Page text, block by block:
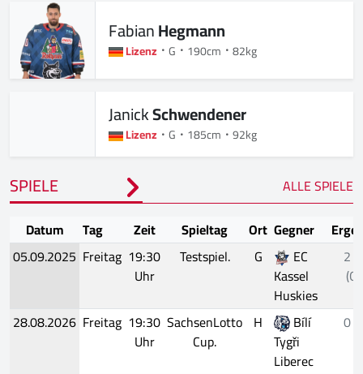
FabianHegmann
Lizenz G 190cm 82kg
JanickSchwendener
Lizenz G 185cm 92kg
SPIELE
ALLE SPIELE
Datum
Tag Zeit Spieltag Ort Gegner
05.09.2025 Freitag 19:30
Uhr
Testspiel. G
EC
Kassel
Huskies
2
28.08.2026 Freitag 19:30
Uhr
SachsenLotto
Cup.
H
Bílí
Tygři
Liberec
0